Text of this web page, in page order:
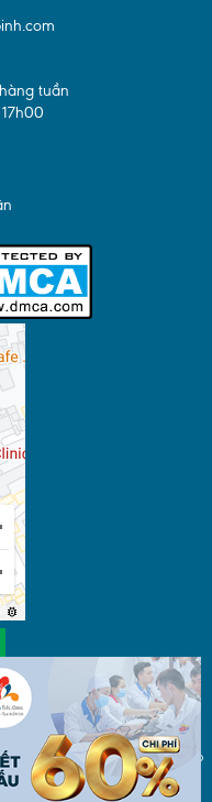
tuần
tham khảo, khi áp dụng phải tuyệt
chịu bất cứ trách nhiệm nào do